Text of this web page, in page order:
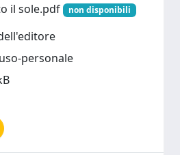
il sole.pdf
non disponibili
personale